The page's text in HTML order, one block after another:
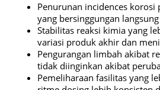
Penurunan incidences korosi
yang bersinggungan
Stabilitas reaksi kimia yang
variasi produk akhir dan
Pengurangan limbah akibat
tidak diinginkan akibat
Pemeliharaan fasilitas yang